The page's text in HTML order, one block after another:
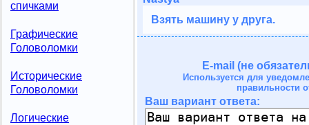
спичками
Графические
Головоломки
Исторические
Головоломки
Логические
Взять машину у друга.
E-mail (не
Используется для
правильности
Ваш вариант ответа: